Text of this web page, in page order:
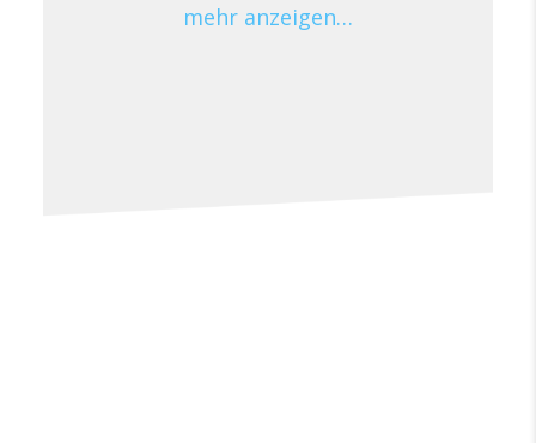
mehr anzeigen…